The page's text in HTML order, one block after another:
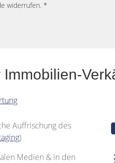
widerrufen. *
Auffrischung des
)
Medien & in den